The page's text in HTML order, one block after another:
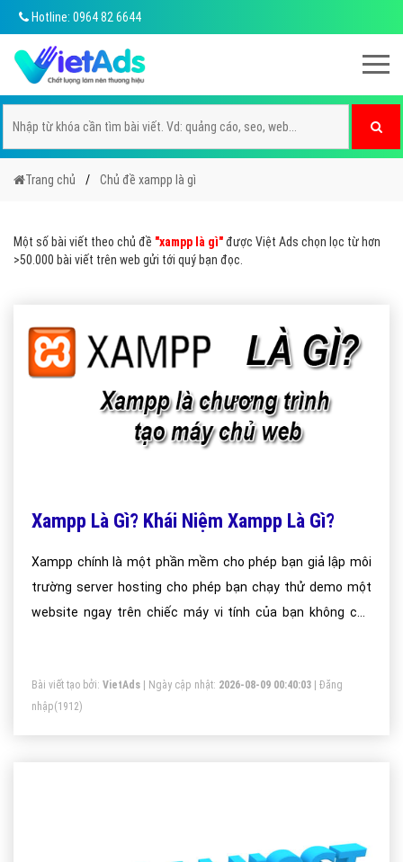
Hotline: 0964 82 6644
Trang chủ Chủ đề xampp là gì
Một số bài viết theo chủ đề "xampp là gì"được Việt Ads chọn lọc từ hơn
>50.000 bài viết trên web gửi tới quý bạn đọc.
Xampp Là Gì? Khái Niệm Xampp Là Gì?
Xampp chính là một phần mềm cho phép bạn giả lập môi
trường server hosting cho phép bạn chạy thử demo một
website ngay trên chiếc máy vi tính của bạn không cần
Bài viết tạo bởi: VietAds | Ngày cập nhật: 2026-08-09 00:40:03
Đăng
nhập(1912)